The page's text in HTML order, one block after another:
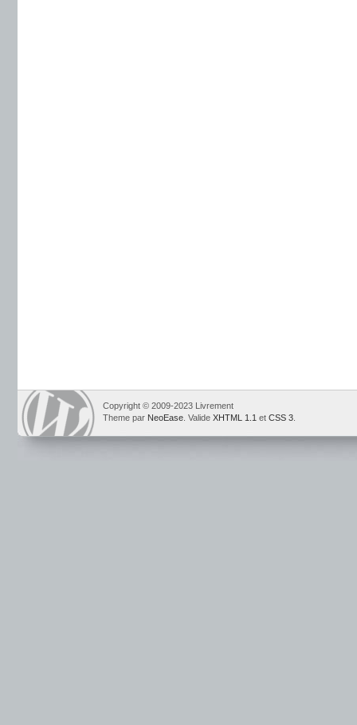
Copyright © 2009-2023 Livrement
Theme par NeoEase . Valide XHTML 1.1 et CSS 3